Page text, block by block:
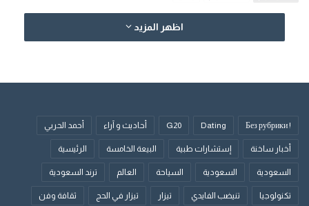
اظهر المزيد
! Без рубрики
Dating
G20 أحاديث و آراء أحمد الحربي
أخبار ساخنة إستشارات طبية البيعة الخامسة الرئيسية
السعودية السعودية السياحة العالم ترند السعودية
تكنولوجيا تنيضب الفايدي تيزار تيزار في الحج ثقافة وفن